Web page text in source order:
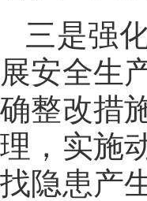
三是强
展安全生
确整改措
理，实施
找隐患产